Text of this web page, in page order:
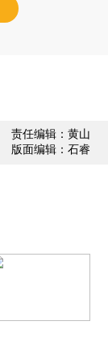
责任编辑：黄山
版面编辑：石睿